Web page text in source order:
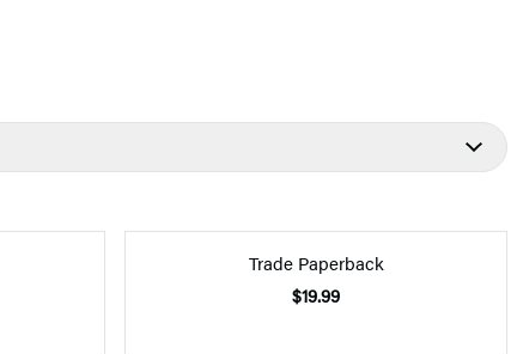
Trade Paperback
$19.99